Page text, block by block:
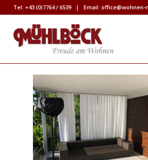
Tel: +43 (0)7764 / 6539| Email: office@wohnen-